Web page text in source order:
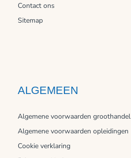
Contact ons
Sitemap
ALGEMEEN
Algemene voorwaarden groothandel
Algemene voorwaarden opleidingen
Cookie verklaring